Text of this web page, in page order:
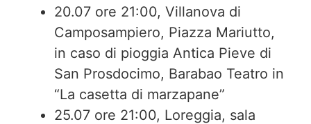
20.07 ore 21:00, Villanova di
Camposampiero, Piazza Mariutto,
in caso di pioggia Antica Pieve di
San Prosdocimo, Barabao Teatro in
“La casetta di marzapane”
25.07 ore 21:00, Loreggia, sala